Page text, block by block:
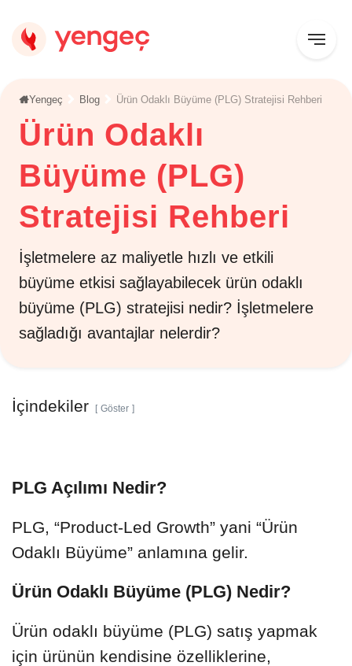
Yengeç Blog Ürün Odaklı Büyüme (PLG) Stratejisi Rehberi
Ürün Odaklı
Büyüme (PLG)
Stratejisi Rehberi
İşletmelere az maliyetle hızlı ve etkili
büyüme etkisi sağlayabilecek ürün odaklı
büyüme (PLG) stratejisi nedir? İşletmelere
sağladığı avantajlar nelerdir?
PLG Açılımı Nedir?
PLG, “Product-Led Growth” yani “Ürün
Odaklı Büyüme” anlamına gelir.
Ürün Odaklı Büyüme (PLG) Nedir?
Ürün odaklı büyüme (PLG) satış yapmak
için ürünün kendisine özelliklerine,
İçindekiler Göster